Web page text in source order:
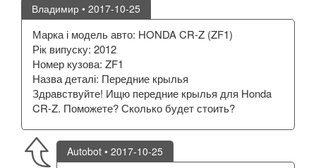
Владимир • 2017-10-25
Марка і модель авто: HONDA CR-Z (ZF1)
Рік випуску: 2012
Номер кузова: ZF1
Назва деталі: Передние крылья
Здравствуйте! Ищю передние крылья для Honda
CR-Z. Поможете? Сколько будет стоить?
Autobot • 2017-10-25